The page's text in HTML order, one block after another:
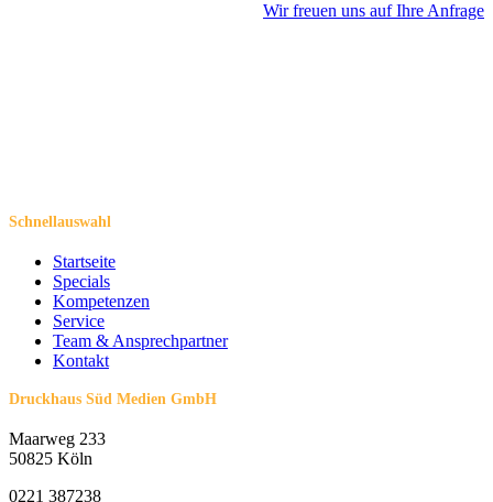
Wir freuen uns auf Ihre Anfrage
Schnellauswahl
Startseite
Specials
Kompetenzen
Service
Team & Ansprechpartner
Kontakt
Druckhaus Süd Medien GmbH
Maarweg 233
50825 Köln
0221 387238